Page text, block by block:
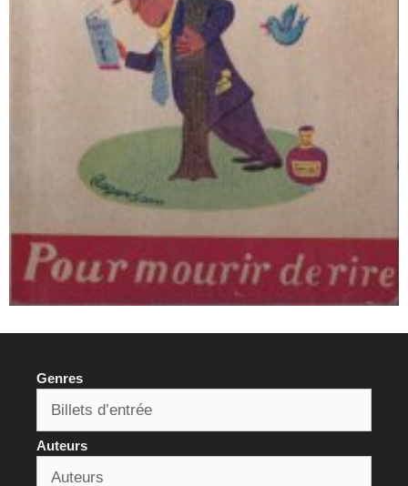
Genres
Auteurs